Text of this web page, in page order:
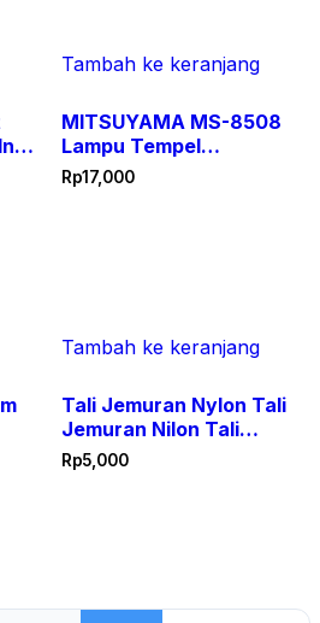
Tambah ke keranjang
MITSUYAMA MS-8508
Lampu Tempel
Emergency COB LED 10W
Stick N Click Senter
Sangat Terang Hemat
Baterai Saklar On Off
Serbaguna
Rp17,000
Tambah ke keranjang
Tali Jemuran Nylon Tali
Jemuran Nilon Tali
Jemuran Nilon 10 Meter
Tali Jemuran Nylon 10
Rp5,000